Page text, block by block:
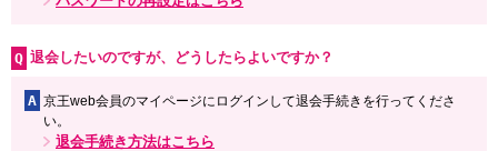
退会したいのですが、どうしたらよいですか？
A 京王web会員のマイページにログインして退会手続きを行ってくださ
い。
退会手続き方法はこちら